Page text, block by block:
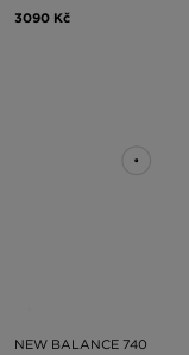
3090 Kč
NEW BALANCE 740